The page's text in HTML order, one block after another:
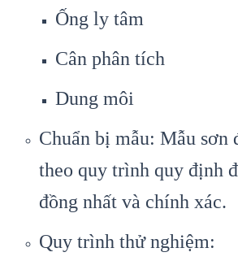
Ống ly tâm
Cân phân tích
Dung môi
Chuẩn bị mẫu: Mẫu sơn
theo quy trình quy định
đồng nhất và chính xác.
Quy trình thử nghiệm: